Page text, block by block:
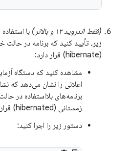
(فقط اندروید ۱۲ و بالاتر)
با
زیر، تأیید کنید که برنامه در حالت
(hibernate) قرار دارد:
مشاهده کنید که دستگاه
اعلانی را نشان می‌دهد که
برنامه‌های بلااستفاده در
زمستانی (hibernated) قرار گرفته‌اند.
دستور زیر را اجرا کنید: